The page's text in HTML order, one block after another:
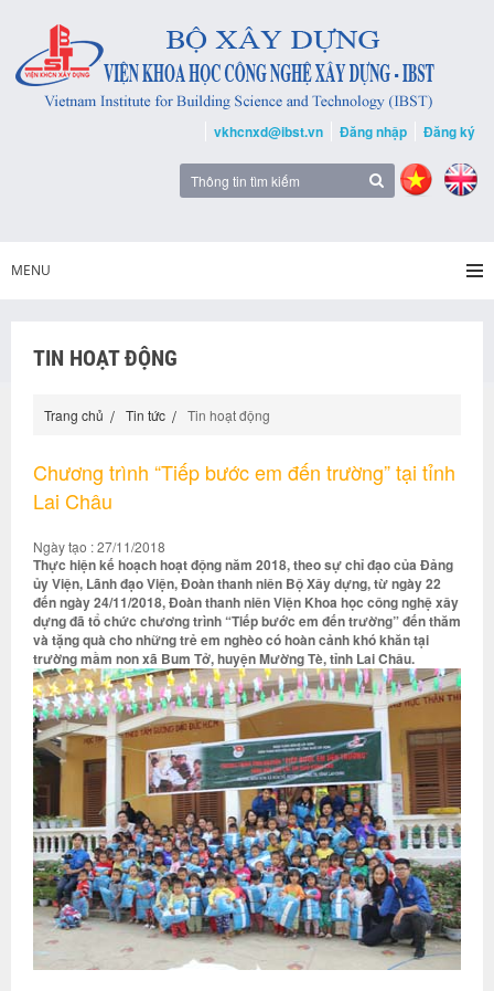
vkhcnxd@ibst.vn Đăng nhập Đăng ký
MENU
TIN HOẠT ĐỘNG
Trang chủ Tin tức Tin hoạt động
Chương trình “Tiếp bước em đến trường” tại tỉnh
Lai Châu
Ngày tạo : 27/11/2018
Thực hiện kế hoạch hoạt động năm 2018, theo sự chỉ đạo của Đảng
ủy Viện, Lãnh đạo Viện, Đoàn thanh niên Bộ Xây dựng, từ ngày 22
đến ngày 24/11/2018, Đoàn thanh niên Viện Khoa học công nghệ xây
dựng đã tổ chức chương trình “Tiếp bước em đến trường” đến thăm
và tặng quà cho những trẻ em nghèo có hoàn cảnh khó khăn tại
trường mầm non xã Bum Tở, huyện Mường Tè, tỉnh Lai Châu.